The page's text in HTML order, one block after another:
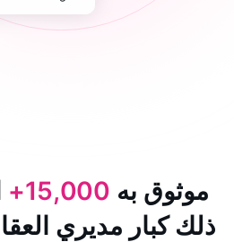
به15,000+ العملاء
مديري العقارات في